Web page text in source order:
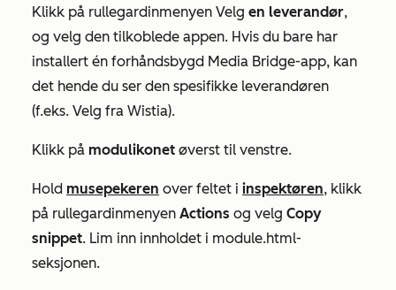
Klikk på rullegardinmenyen Velg en leverandør,
og velg den tilkoblede appen. Hvis du bare har
installert én forhåndsbygd Media Bridge-app, kan
det hende du ser den spesifikke leverandøren
(f.eks. Velg fra Wistia).
Klikk på modulikonet øverst til venstre.
Hold musepekeren over feltet i inspektøren, klikk
på rullegardinmenyen Actions og velg Copy
snippet. Lim inn innholdet i module.html-
seksjonen.